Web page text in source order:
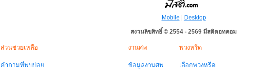
Mobile | Desktop
สงวนลิขสิทธิ์ © 2554 - 2569 มีสติดอทคอม
ส่วนช่วยเหลือ
คำถามที่พบบ่อย
งานศพ
ข้อมูลงานศพ
พวงหรีด
เลือกพวงหรีด